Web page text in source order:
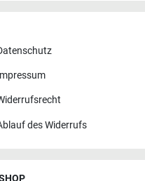
des Widerrufs